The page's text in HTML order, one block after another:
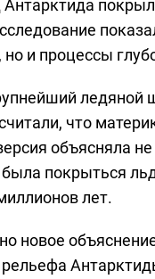
и процессы
ледяной
что
объясняла
покрыться
лет.
новое